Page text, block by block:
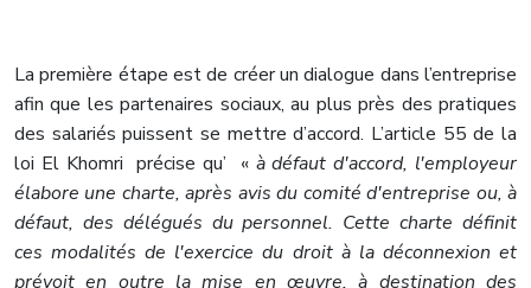
La première étape est de créer un dialogue dans l’entreprise
afin que les partenaires sociaux, au plus près des pratiques
des salariés puissent se mettre d’accord. L’article 55 de la
loi El Khomri précise qu’ « à défaut d'accord, l'employeur
élabore une charte, après avis du comité d'entreprise ou, à
défaut, des délégués du personnel. Cette charte définit
ces modalités de l'exercice du droit à la déconnexion et
prévoit en outre la mise en œuvre, à destination des